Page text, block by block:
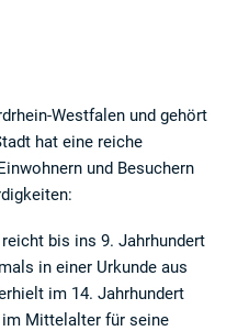
Westfalen und gehört
hat eine reiche
und Besuchern
bis ins 9. Jahrhundert
in einer Urkunde aus
im 14. Jahrhundert
Mittelalter für seine